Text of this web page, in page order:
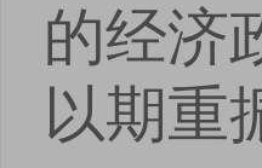
的经济
以期重